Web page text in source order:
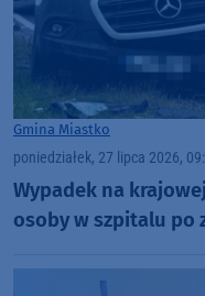
Gmina Miastko
poniedziałek, 27 lipca 2026,
Wypadek na
osoby w szpitalu po